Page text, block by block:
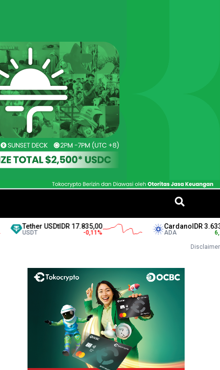
Tether USDtIDR 17.835,00 CardanoIDR 3.633,00
ADA
Disclaimer